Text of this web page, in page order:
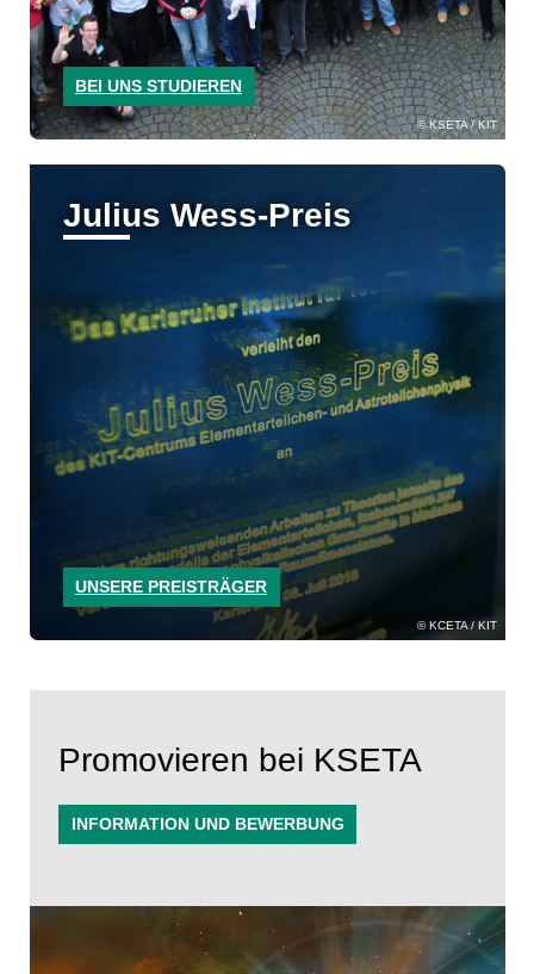
KSETA / KIT
BEI UNS STUDIEREN
KCETA / KIT
Julius Wess-Preis
UNSERE PREISTRÄGER
Promovieren bei KSETA
INFORMATION UND BEWERBUNG